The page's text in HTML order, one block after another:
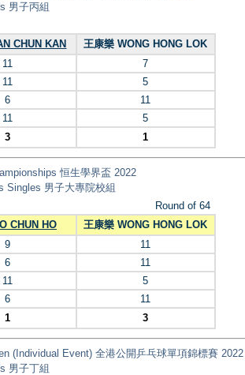
男子丙組
CHUN KAN
王康樂 WONG HONG LOK
11
7
11
5
6
11
11
5
3 1
恒生學界盃 2022
Singles 男子大專院校組
Round of 64
CHUN HO
王康樂 WONG HONG LOK
9
11
6
11
11
5
6
11
1 3
(Individual Event) 全港公開乒乓球單項錦標賽 2022
男子丁組